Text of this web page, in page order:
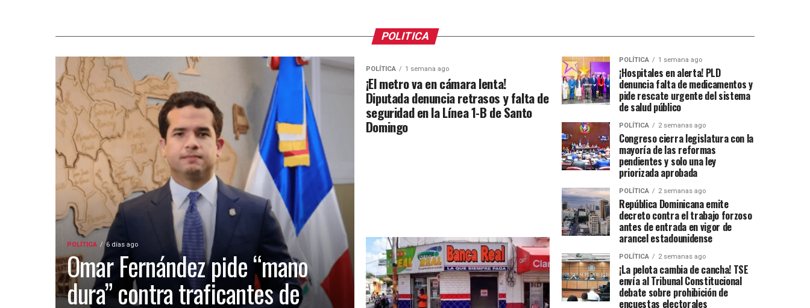
POLITICA
POLÍTICA 6 días ago
Omar Fernández pide “mano
dura” contra traficantes de
POLÍTICA 1 semana ago
¡El metro va en cámara lenta!
Diputada denuncia retrasos y falta de
seguridad en la Línea 1-B de Santo
Domingo
POLÍTICA 1 semana ago
¡Hospitales en alerta! PLD
denuncia falta de medicamentos y
pide rescate urgente del sistema
de salud público
POLÍTICA 2 semanas ago
Congreso cierra legislatura con la
mayoría de las reformas
pendientes y solo una ley
priorizada aprobada
POLÍTICA 2 semanas ago
República Dominicana emite
decreto contra el trabajo forzoso
antes de entrada en vigor de
arancel estadounidense
POLÍTICA 2 semanas ago
¡La pelota cambia de cancha! TSE
envía al Tribunal Constitucional
debate sobre prohibición de
encuestas electorales